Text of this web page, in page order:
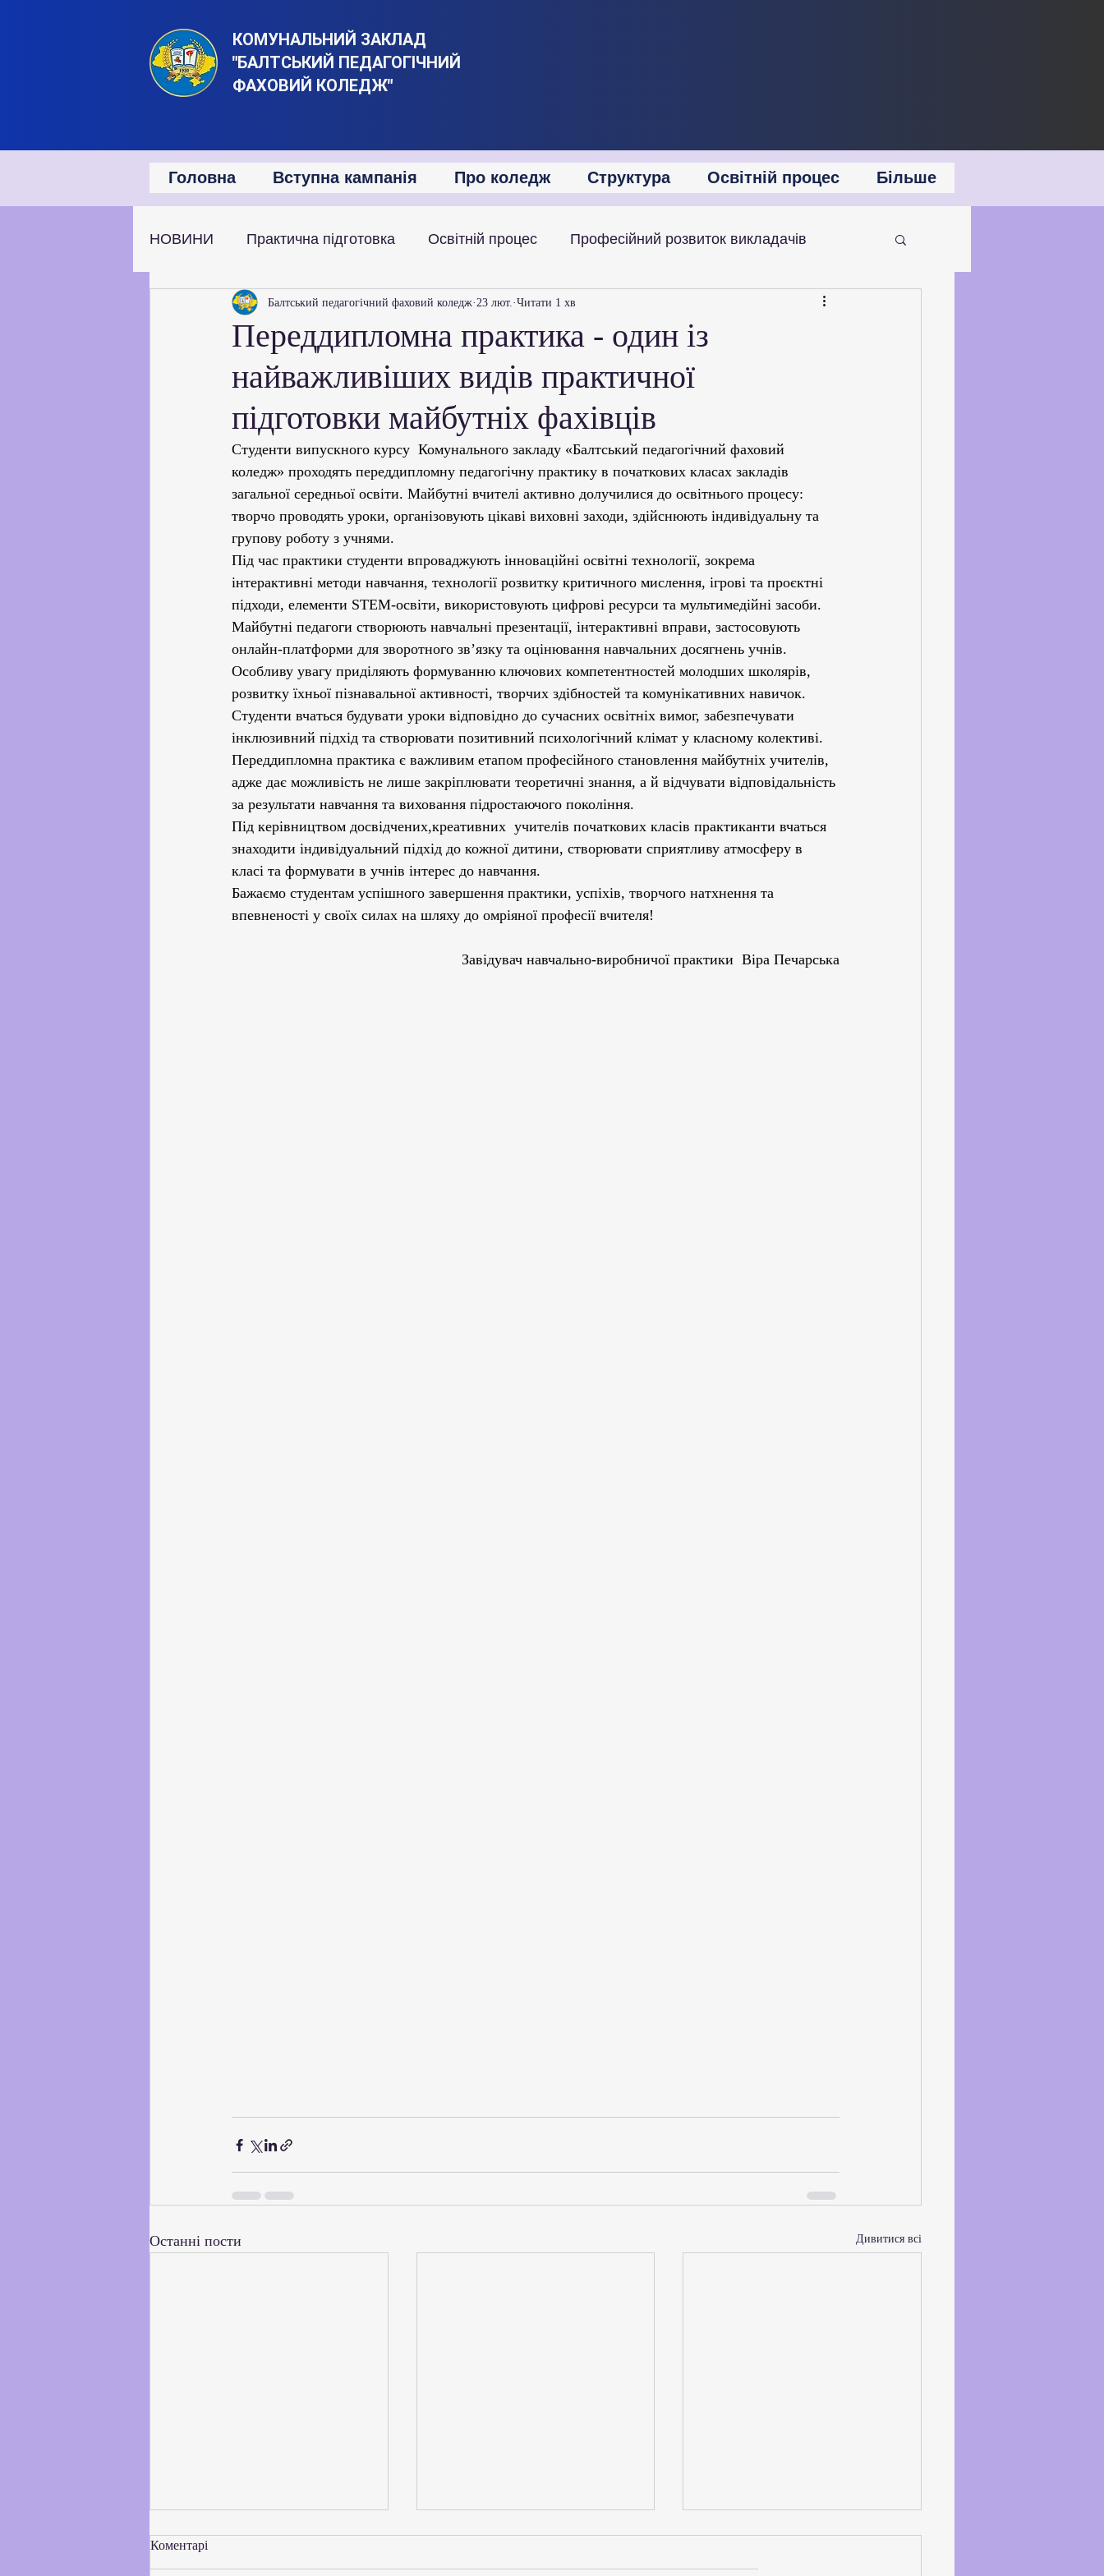
КОМУНАЛЬНИЙ ЗАКЛАД
"БАЛТСЬКИЙ ПЕДАГОГІЧНИЙ
ФАХОВИЙ КОЛЕДЖ"
Головна Вступна кампанія Про коледж Структура Освітній процес Більше
НОВИНИ Практична підготовка Освітній процес Професійний розвиток викладачів
Наукова та дослідницька діяльність Академічна мобільність
Партнерство з українськими ЗВО Робота зі здобувачами освіти Студентське життя
Профорієнтаційна робота Забезпечення якості освіти Співпраця зі стейкхолдерами
Соціальні та громадські ініціативи Досягнення студентів та викладачів
Академічна доброчесність Громадські ініціативи
Переддипломна практика - один із
найважливіших видів практичної
підготовки майбутніх фахівців
Балтський педагогічний фаховий коледж 23 лют. Читати 1 хв
​Студенти випускного курсу  Комунального закладу «Балтський педагогічний фаховий
коледж» проходять переддипломну педагогічну практику в початкових класах закладів
загальної середньої освіти. Майбутні вчителі активно долучилися до освітнього процесу:
творчо проводять уроки, організовують цікаві виховні заходи, здійснюють індивідуальну та
групову роботу з учнями.
Під час практики студенти впроваджують інноваційні освітні технології, зокрема
інтерактивні методи навчання, технології розвитку критичного мислення, ігрові та проєктні
підходи, елементи STEM-освіти, використовують цифрові ресурси та мультимедійні засоби.
Майбутні педагоги створюють навчальні презентації, інтерактивні вправи, застосовують
онлайн-платформи для зворотного зв’язку та оцінювання навчальних досягнень учнів.
Особливу увагу приділяють формуванню ключових компетентностей молодших школярів,
розвитку їхньої пізнавальної активності, творчих здібностей та комунікативних навичок.
Студенти вчаться будувати уроки відповідно до сучасних освітніх вимог, забезпечувати
інклюзивний підхід та створювати позитивний психологічний клімат у класному колективі.
Переддипломна практика є важливим етапом професійного становлення майбутніх учителів,
адже дає можливість не лише закріплювати теоретичні знання, а й відчувати відповідальність
за результати навчання та виховання підростаючого покоління.
Під керівництвом досвідчених,креативних  учителів початкових класів практиканти вчаться
знаходити індивідуальний підхід до кожної дитини, створювати сприятливу атмосферу в
класі та формувати в учнів інтерес до навчання.
Бажаємо студентам успішного завершення практики, успіхів, творчого натхнення та
впевненості у своїх силах на шляху до омріяної професії вчителя!
Завідувач навчально-виробничої практики  Віра Печарська
Останні пости Дивитися всі
Коментарі